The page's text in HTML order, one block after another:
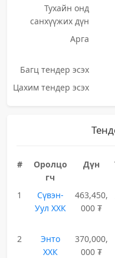
Тухайн онд
санхүүжих дүн
Арга
Багц тендер эсэх
Цахим тендер эсэх
#
Оролцо
гч
Дүн
1
Сүвэн-
Уул ХХК
463,450,
000 ₮
2
Энто
ХХК
370,000,
000 ₮